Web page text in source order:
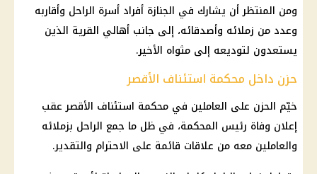
ومن المنتظر أن يشارك في الجنازة أفراد أسرة الراحل وأقاربه
وعدد من زملائه وأصدقائه، إلى جانب أهالي القرية الذين
يستعدون لتوديعه إلى مثواه الأخير.
حزن داخل محكمة استئناف الأقصر
خيّم الحزن على العاملين في محكمة استئناف الأقصر عقب
إعلان وفاة رئيس المحكمة، في ظل ما جمع الراحل بزملائه
والعاملين معه من علاقات قائمة على الاحترام والتقدير.